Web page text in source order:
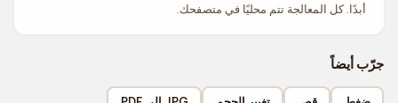
أبدًا. كل المعالجة تتم محليًا في متصفحك.
جرّب أيضاً